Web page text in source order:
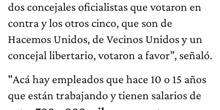
dos concejales oficialistas que votaron en
contra y los otros cinco, que son de
Hacemos Unidos, de Vecinos Unidos y un
concejal libertario, votaron a favor”, señaló.
"Acá hay empleados que hace 10 o 15 años
que están trabajando y tienen salarios de